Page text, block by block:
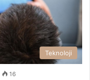
Teknoloji
16